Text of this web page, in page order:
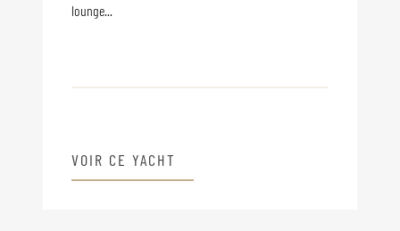
lounge...
VOIR CE YACHT